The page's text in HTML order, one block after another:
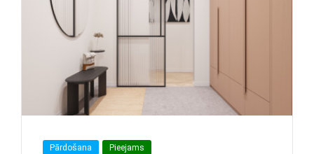
Pārdošana Pieejams